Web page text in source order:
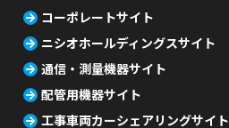
コーポレートサイト
ニシオホールディングスサイト
通信・測量機器サイト
配管用機器サイト
工事車両カーシェアリングサイト